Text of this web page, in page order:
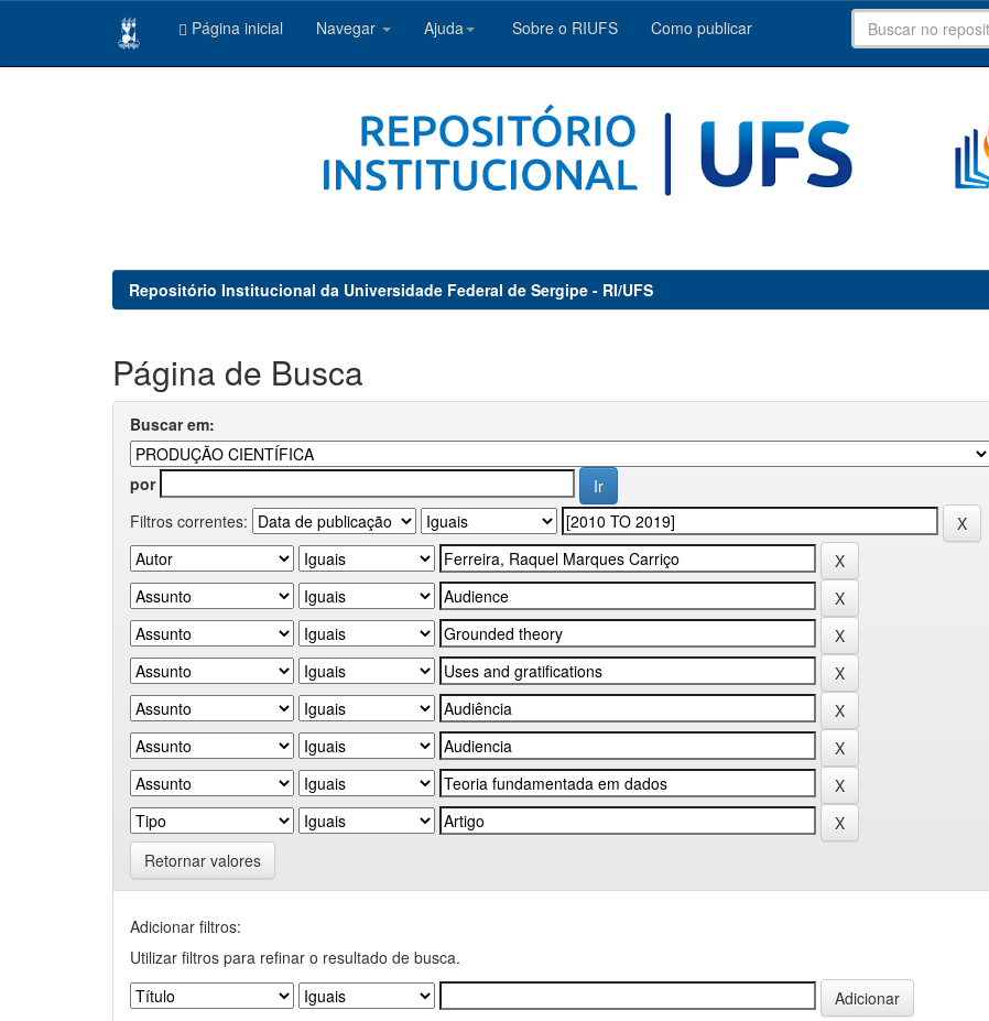
Página inicial Navegar Ajuda Sobre o RIUFS Como publicar
Repositório Institucional da Universidade Federal de Sergipe - RI/UFS
Página de Busca
Buscar em:
por
Filtros correntes:
Retornar valores
Adicionar filtros:
Utilizar filtros para refinar o resultado de busca.